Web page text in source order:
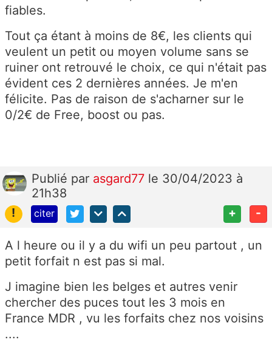
fiables.
Tout ça étant à moins de 8€, les clients qui
veulent un petit ou moyen volume sans se
ruiner ont retrouvé le choix, ce qui n'était pas
évident ces 2 dernières années. Je m'en
félicite. Pas de raison de s'acharner sur le
0/2€ de Free, boost ou pas.
Publié par asgard77 le 30/04/2023 à
21h38
!
citer + -
A l heure ou il y a du wifi un peu partout , un
petit forfait n est pas si mal.
J imagine bien les belges et autres venir
chercher des puces tout les 3 mois en
France MDR , vu les forfaits chez nos voisins
....